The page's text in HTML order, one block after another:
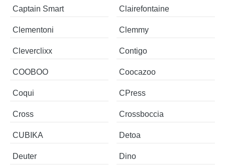
Captain Smart Clairefontaine
Clementoni Clemmy
Cleverclixx Contigo
COOBOO Coocazoo
Coqui CPress
Cross Crossboccia
CUBIKA Detoa
Deuter Dino